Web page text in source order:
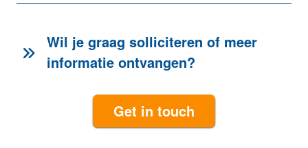
Wil je graag solliciteren of meer
informatie ontvangen?
Get in touch